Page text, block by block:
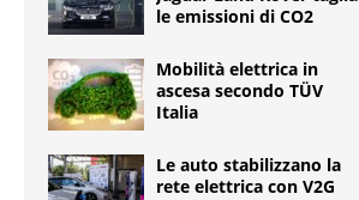
le emissioni di CO2
Mobilità elettrica in
ascesa secondo TÜV
Italia
Le auto stabilizzano la
rete elettrica con V2G